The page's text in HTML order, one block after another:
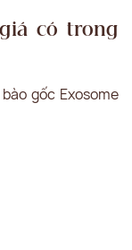
có trong
gốc Exosome